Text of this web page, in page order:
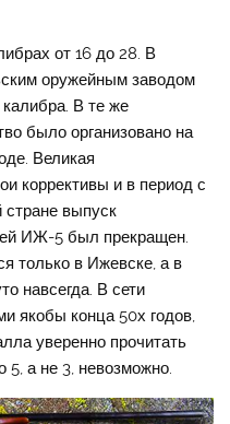
от 16 до 28. В
оружейным заводом
калибра. В те же
было организовано на
Великая
коррективы и в период с
стране выпуск
ИЖ-5 был прекращен.
только в Ижевске, а в
навсегда. В сети
якобы конца 50х годов,
уверенно прочитать
5, а не 3, невозможно.